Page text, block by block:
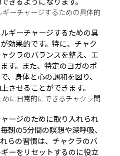
ーチャージするための具体的
ギーチャージするための具
効果的です。特に、チャク
クラのバランスを整え、エ
す。また、特定のヨガのポ
、身体と心の調和を図り、
させることができます。
に日常的にできるチャクラ関
ージのために取り入れられ
朝の5分間の瞑想や深呼吸、
らの習慣は、チャクラのバ
ーをリセットするのに役立